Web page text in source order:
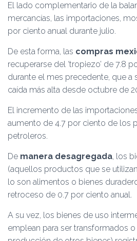
El lado complementario de la
mercancías, las importaciones,
por ciento anual durante julio.
De esta forma, las compras
recuperarse del ‘tropiezo’ de 7.8
durante el mes precedente, que a
caída más alta desde octubre de
El incremento de las
aumento de 4.7 por ciento de los
petroleros.
De manera desagregada, los
(aquellos productos que se
lo son alimentos o bienes
retroceso de 0.7 por ciento anual.
A su vez, los bienes de uso
emplean para ser transformados